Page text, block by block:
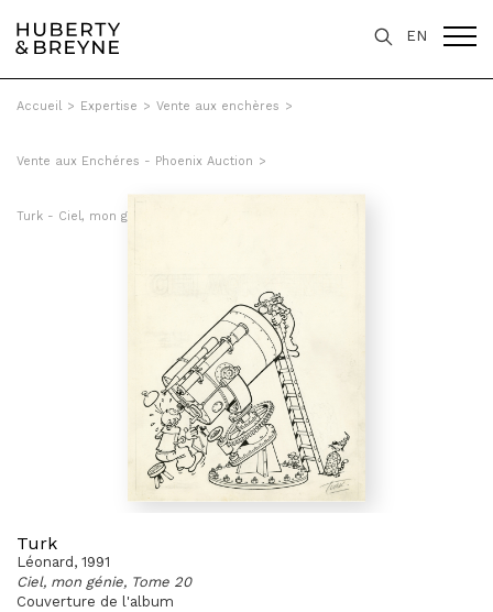
EN
Accueil > Expertise > Vente aux enchères >
Vente aux Enchéres - Phoenix Auction >
Turk - Ciel, mon génie, Tome 20
Turk
Léonard, 1991
Ciel, mon génie, Tome 20
Couverture de l'album